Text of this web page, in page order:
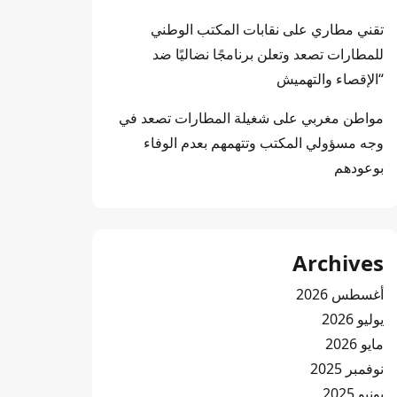
تقني مطاري على نقابات المكتب الوطني
للمطارات تصعد وتعلن برنامجًا نضاليًا ضد
“الإقصاء والتهميش
مواطن مغربي على شغيلة المطارات تصعد في
وجه مسؤولي المكتب وتتهمهم بعدم الوفاء
بوعودهم
Archives
أغسطس 2026
يوليو 2026
مايو 2026
نوفمبر 2025